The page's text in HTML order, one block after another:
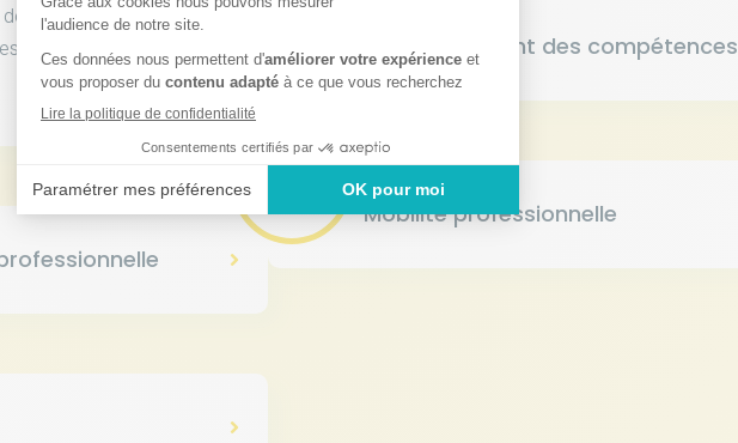
qualité pour vous
meilleures
Développement des compétences
Mobilité professionnelle